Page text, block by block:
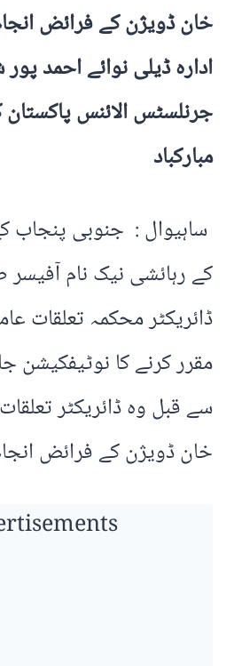
خان ڈویژن کے فرائض
ادارہ ڈیلی نوائے احمد
جرنلسٹس الائنس
مبارکباد
ساہیوال : جنوبی پنجاب
کے رہائشی نیک نام
ڈائریکٹر محکمہ تعلقات
مقرر کرنے کا نوٹیفکیشن
سے قبل وہ ڈائریکٹر
خان ڈویژن کے فرائض